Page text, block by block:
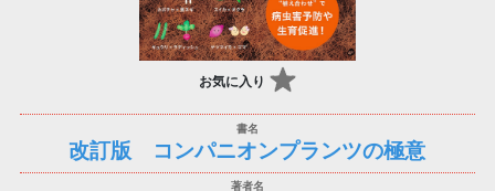
お気に入り
改訂版 コンパニオンプランツの極意